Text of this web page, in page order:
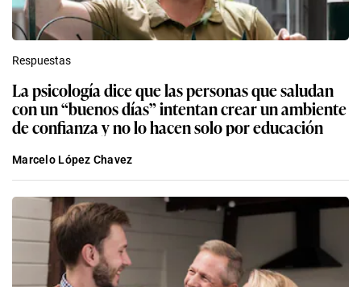
Respuestas
La psicología dice que las personas que saludan
con un “buenos días” intentan crear un ambiente
de confianza y no lo hacen solo por educación
Marcelo López Chavez